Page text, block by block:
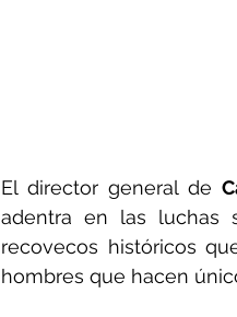
El director general de
adentra en las luchas
recovecos históricos
hombres que hacen